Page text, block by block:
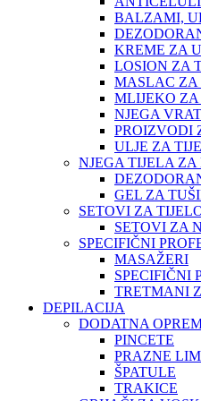
BALZAMI,
KREME ZA
LOSION ZA
MASLAC ZA
MLIJEKO ZA
NJEGA
PROIZVODI
ULJE ZA
NJEGA TIJELA
GEL ZA
SETOVI ZA
SETOVI ZA
SPECIFIČNI
MASAŽERI
SPECIFIČNI
TRETMANI
DEPILACIJA
DODATNA
PINCETE
PRAZNE
ŠPATULE
TRAKICE